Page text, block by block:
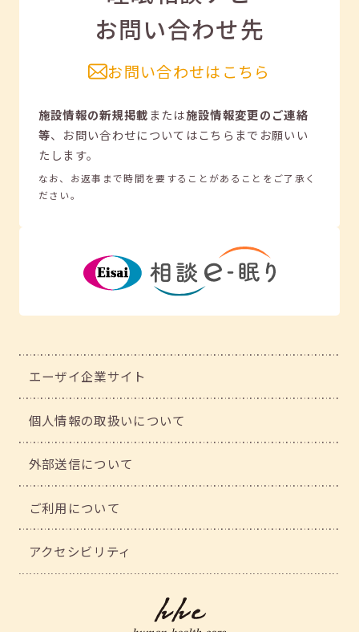
お問い合わせ先
お問い合わせはこちら
施設情報の新規掲載または施設情報変更のご連絡
等、 お問い合わせについてはこちらまでお願いい
たします。
なお、お返事まで時間を要することがあることをご了承く
ださい。
エーザイ企業サイト
個人情報の取扱いについて
外部送信について
ご利用について
アクセシビリティ